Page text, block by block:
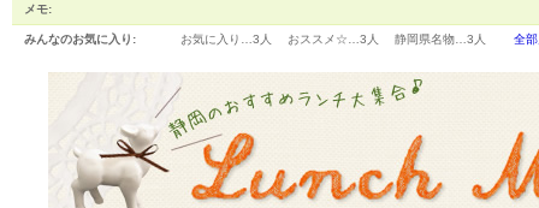
メモ:
みんなのお気に入り: お気に入り… 3人 おススメ☆… 3人 静岡県名物… 3人 全